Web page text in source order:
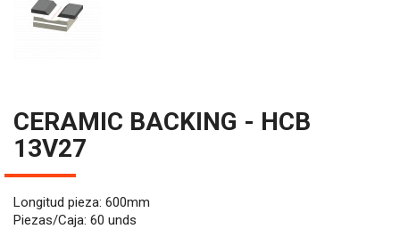
CERAMIC BACKING - HCB
13V27
Longitud pieza: 600mm
Piezas/Caja: 60 unds